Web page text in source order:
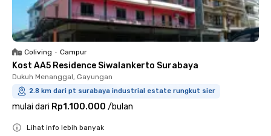
Coliving • Campur
Kost AA5 Residence Siwalankerto Surabaya
Dukuh Menanggal, Gayungan
2.8 km dari pt surabaya industrial estate rungkut sier
mulai dari Rp1.100.000 /bulan
Lihat info lebih banyak